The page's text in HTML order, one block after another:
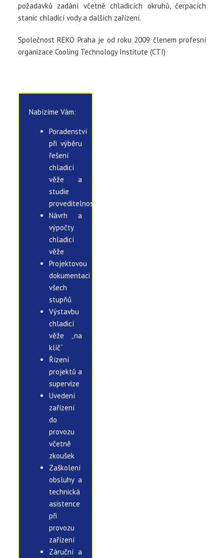
požadavků zadání včetně chladicích okruhů, čerpacích
stanic chladicí vody a dalších zařízení.
Společnost REKO Praha je od roku 2009 členem profesní
organizace Cooling Technology Institute (CTI)
Nabízíme Vám:
Poradenství
při výběru
řešení
chladicí
věže a
studie
proveditelnosti
Návrh a
výpočty
chladicí
věže
Projektovou
dokumentaci
všech
stupňů
Výstavbu
chladicí
věže „na
klíč“
Řízení
projektů a
supervize
Uvedení
zařízení
do
provozu
včetně
zkoušek
Zaškolení
obsluhy a
technická
asistence
při
provozu
zařízení
Záruční a